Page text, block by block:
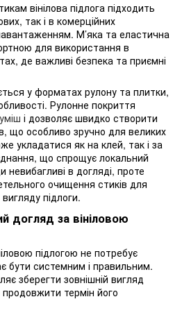
вінілова підлога підходить
так і в комерційних
М’яка та еластична
для використання в
де важливі безпека та приємні
у форматах рулону та плитки,
Рулонне покриття
і дозволяє швидко створити
що особливо зручно для великих
укладатися як на клей, так і за
що спрощує локальний
в догляді, проте
очищення стиків для
підлоги.
догляд за вініловою
підлогою не потребує
бути системним і правильним.
зберегти зовнішній вигляд
термін його